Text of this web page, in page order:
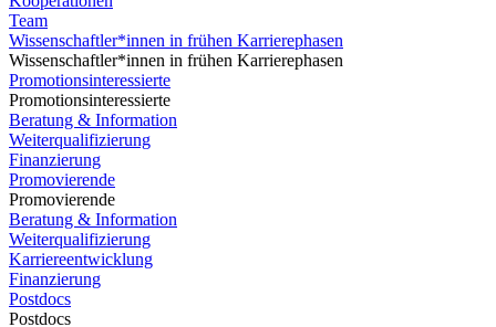
Team
Wissenschaftler*innen in frühen Karrierephasen
Wissenschaftler*innen in frühen Karrierephasen
Promotionsinteressierte
Promotionsinteressierte
Beratung & Information
Weiterqualifizierung
Finanzierung
Promovierende
Promovierende
Beratung & Information
Weiterqualifizierung
Karriereentwicklung
Finanzierung
Postdocs
Postdocs